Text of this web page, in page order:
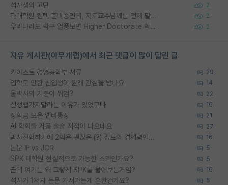
석사생의 고민 2
타대학원 컨텍 준비중인데, 지도교수님께는 언제 말씀드려야 할까요? 2
우리나라도 학구 열풍보면 Higher Doctorate 학위가 필요하다고 봅니다. 2
자유 게시판(아무개랩)에서 최근 댓글이 많이 달린 글
카이스트 경영공학부 서류 28
입학도 안한 신입생이 원래 관심을 받나요 14
물박사의 기준이 뭐임? 22
신생랩가지말라는 이유가 있었구나 16
장학금 모은 랩비통장 21
AI 학회들 거품 슬슬 지적이 나오네요 27
박사진학하기에 2억은 괜찮은 (?) 정도의 경제력인가요 16
논문 IF vs JCR 5
SPK 대학원 현실적으로 가능한 스펙인가요? 5
근데 여기는 왜 그렇게 SPK를 물어보는거임? 16
석사가 1저자 논문 가져가는게 흔한건가요? 5